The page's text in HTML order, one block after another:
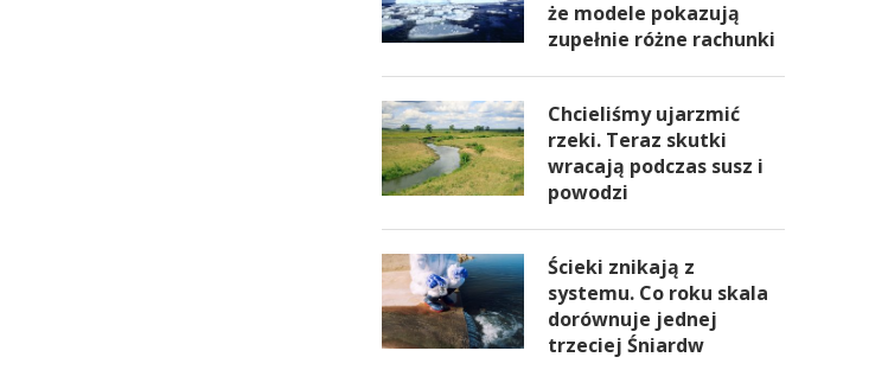
że modele pokazują
zupełnie różne rachunki
Chcieliśmy ujarzmić
rzeki. Teraz skutki
wracają podczas susz i
powodzi
Ścieki znikają z
systemu. Co roku skala
dorównuje jednej
trzeciej Śniardw